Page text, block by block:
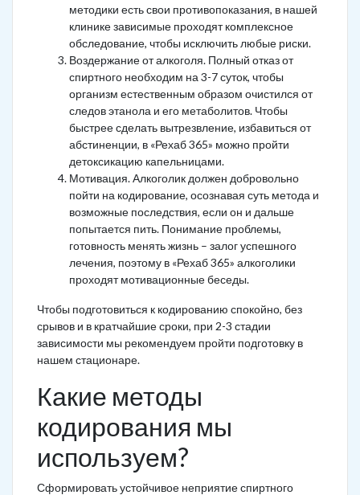
методики есть свои противопоказания, в нашей
клинике зависимые проходят комплексное
обследование, чтобы исключить любые риски.
Воздержание от алкоголя. Полный отказ от
спиртного необходим на 3-7 суток, чтобы
организм естественным образом очистился от
следов этанола и его метаболитов. Чтобы
быстрее сделать вытрезвление, избавиться от
абстиненции, в «Рехаб 365» можно пройти
детоксикацию капельницами.
Мотивация. Алкоголик должен добровольно
пойти на кодирование, осознавая суть метода и
возможные последствия, если он и дальше
попытается пить. Понимание проблемы,
готовность менять жизнь – залог успешного
лечения, поэтому в «Рехаб 365» алкоголики
проходят мотивационные беседы.
Чтобы подготовиться к кодированию спокойно, без
срывов и в кратчайшие сроки, при 2-3 стадии
зависимости мы рекомендуем пройти подготовку в
нашем стационаре.
Какие методы
кодирования мы
используем?
Сформировать устойчивое неприятие спиртного